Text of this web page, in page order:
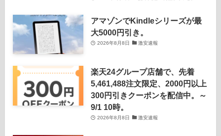
アマゾンでKindleシリーズが最
大5000円引き。
2026年8月8日 激安速報
楽天24グループ店舗で、先着
5,461,488注文限定、2000円以上
300円引きクーポンを配信中。～
9/1 10時。
2026年8月8日 激安速報